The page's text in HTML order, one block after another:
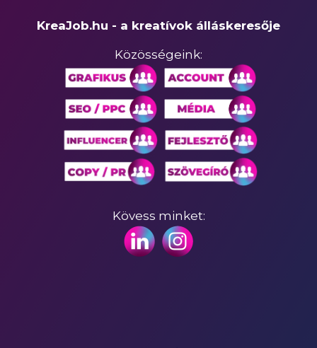
KreaJob.hu - a kreatívok álláskeresője
Közösségeink:
Kövess minket: